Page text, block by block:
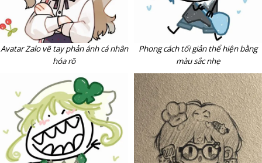
Avatar Zalo vẽ tay phản ánh cá nhân
hóa rõ
Phong cách tối giản thể hiện bằng
màu sắc nhẹ